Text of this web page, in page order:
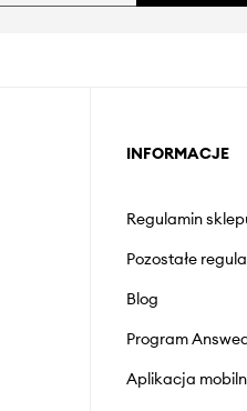
INFORMACJE
Regulamin
Pozostałe
Blog
Program
Aplikacja